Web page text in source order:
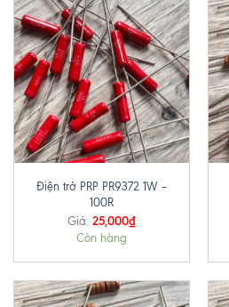
Điện trở PRP PR9372 1W –
100R
Giá: 25,000₫
Còn hàng